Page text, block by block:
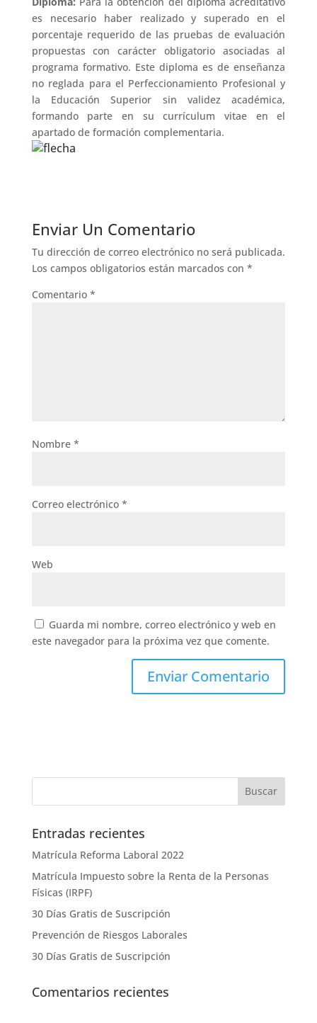
es necesario haber realizado y superado en el
porcentaje requerido de las pruebas de evaluación
propuestas con carácter obligatorio asociadas al
programa formativo. Este diploma es de enseñanza
no reglada para el Perfeccionamiento Profesional y
la Educación Superior sin validez académica,
formando parte en su currículum vitae en el
apartado de formación complementaria.
Enviar Un Comentario
Tu dirección de correo electrónico no será publicada.
Los campos obligatorios están marcados con *
Comentario *
Nombre *
Correo electrónico *
Web
Guarda mi nombre, correo electrónico y web en
este navegador para la próxima vez que comente.
Entradas recientes
Matrícula Reforma Laboral 2022
Matrícula Impuesto sobre la Renta de la Personas
Físicas (IRPF)
30 Días Gratis de Suscripción
Prevención de Riesgos Laborales
30 Días Gratis de Suscripción
Comentarios recientes